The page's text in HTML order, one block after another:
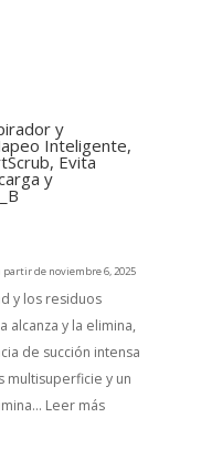
y
Inteligente,
Evita
y
partir de noviembre 6, 2025
y los residuos
alcanza y la elimina,
de succión intensa
multisuperficie y un
Leer más